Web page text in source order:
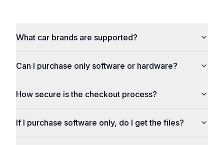
What car brands are supported?
Can I purchase only software or hardware?
How secure is the checkout process?
If I purchase software only, do I get the files?